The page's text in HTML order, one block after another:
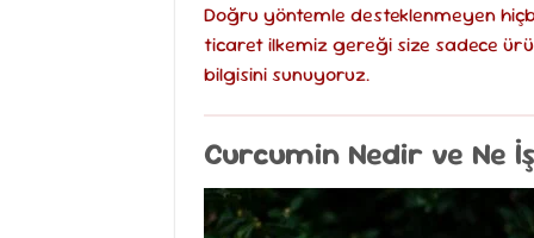
Doğru yöntemle desteklenmeyen
ticaret ilkemiz gereği size sadece
bilgisini sunuyoruz.
Curcumin Nedir ve Ne